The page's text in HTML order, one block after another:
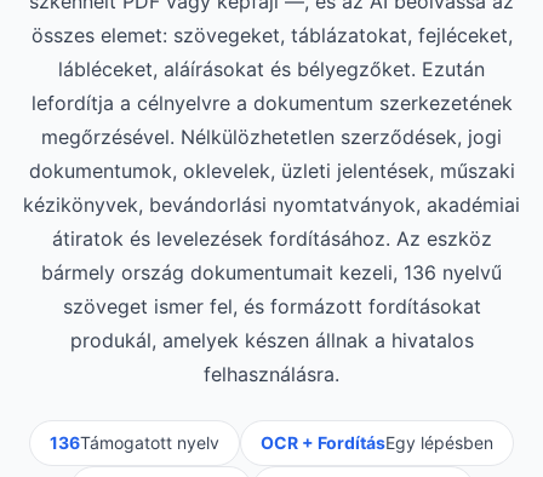
összes elemet: szövegeket, táblázatokat, fejléceket,
lábléceket, aláírásokat és bélyegzőket. Ezután
lefordítja a célnyelvre a dokumentum szerkezetének
megőrzésével. Nélkülözhetetlen szerződések, jogi
dokumentumok, oklevelek, üzleti jelentések, műszaki
kézikönyvek, bevándorlási nyomtatványok, akadémiai
átiratok és levelezések fordításához. Az eszköz
bármely ország dokumentumait kezeli, 136 nyelvű
szöveget ismer fel, és formázott fordításokat
produkál, amelyek készen állnak a hivatalos
felhasználásra.
136Támogatott nyelv OCR + FordításEgy lépésben